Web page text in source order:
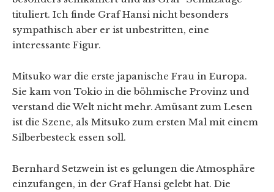
tituliert. Ich finde Graf Hansi nicht besonders
sympathisch aber er ist unbestritten, eine
interessante Figur.
Mitsuko war die erste japanische Frau in Europa.
Sie kam von Tokio in die böhmische Provinz und
verstand die Welt nicht mehr. Amüsant zum Lesen
ist die Szene, als Mitsuko zum ersten Mal mit einem
Silberbesteck essen soll.
Bernhard Setzwein ist es gelungen die Atmosphäre
einzufangen, in der Graf Hansi gelebt hat. Die